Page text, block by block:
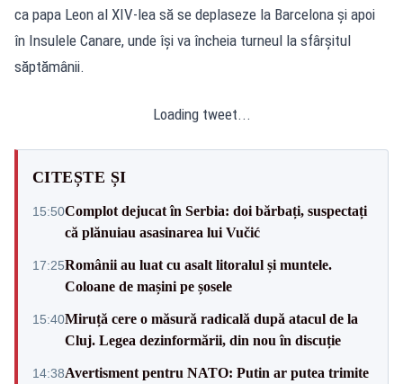
ca papa Leon al XIV-lea să se deplaseze la Barcelona și apoi
în Insulele Canare, unde își va încheia turneul la sfârșitul
săptămânii.
Loading tweet...
CITEȘTE ȘI
15:50Complot dejucat în Serbia: doi bărbați, suspectați
că plănuiau asasinarea lui Vučić
17:25Românii au luat cu asalt litoralul și muntele.
Coloane de mașini pe șosele
15:40Miruță cere o măsură radicală după atacul de la
Cluj. Legea dezinformării, din nou în discuție
14:38Avertisment pentru NATO: Putin ar putea trimite